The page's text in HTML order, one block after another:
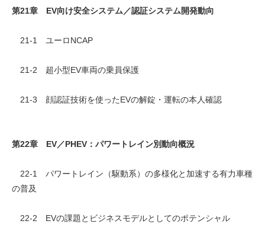
第21章 EV向け安全システム／認証システム開発動向
21-1 ユーロNCAP
21-2 超小型EV車両の乗員保護
21-3 顔認証技術を使ったEVの解錠・運転の本人確認
第22章 EV／PHEV：パワートレイン別動向概況
22-1 パワートレイン（駆動系）の多様化と加速する有力車種
の普及
22-2 EVの課題とビジネスモデルとしてのポテンシャル